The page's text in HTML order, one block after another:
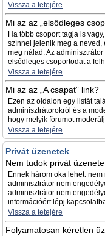
Vissza a tetejére
Mi az az „elsődleges
Ha több csoport tagja is
színnel jelenik meg a
meg nálad. Az
elsődleges csoportodat a
Vissza a tetejére
Mi az az „A csapat” link?
Ezen az oldalon egy listát
adminisztrátorokról és a
hogy melyik fórumot
Vissza a tetejére
Privát üzenetek
Nem tudok privát
Ennek három oka lehet:
adminisztrátor nem
adminisztrátor nem
információért lépj
Vissza a tetejére
Folyamatosan kéretlen